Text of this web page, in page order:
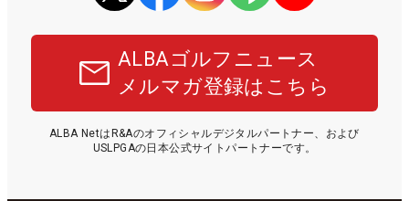
ALBAゴルフニュース
メルマガ登録はこちら
ALBA NetはR&Aのオフィシャルデジタルパートナー、および
USLPGAの日本公式サイトパートナーです。